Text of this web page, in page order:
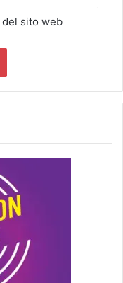
del sito web